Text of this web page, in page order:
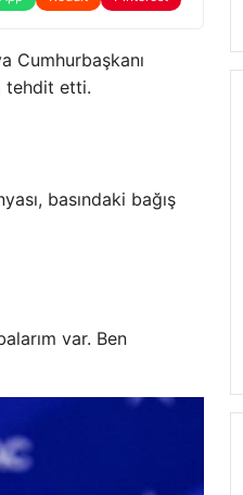
Cumhurbaşkanı
tehdit etti.
basındaki bağış
var. Ben